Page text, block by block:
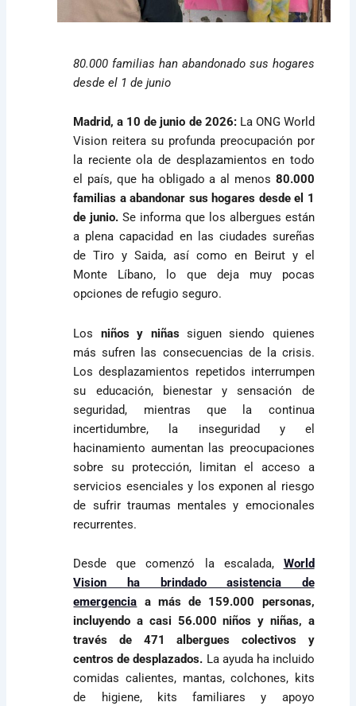
80.000 familias han abandonado sus hogares
desde el 1 de junio
Madrid, a 10 de junio de 2026:La ONG World
Vision reitera su profunda preocupación por
la reciente ola de desplazamientos en todo
el país, que ha obligado a al menos 80.000
familias a abandonar sus hogares desde el 1
de junio. Se informa que los albergues están
a plena capacidad en las ciudades sureñas
de Tiro y Saida, así como en Beirut y el
Monte Líbano, lo que deja muy pocas
opciones de refugio seguro.
Los niños y niñas siguen siendo quienes
más sufren las consecuencias de la crisis.
Los desplazamientos repetidos interrumpen
su educación, bienestar y sensación de
seguridad, mientras que la continua
incertidumbre, la inseguridad y el
hacinamiento aumentan las preocupaciones
sobre su protección, limitan el acceso a
servicios esenciales y los exponen al riesgo
de sufrir traumas mentales y emocionales
recurrentes.
Desde que comenzó la escalada, World
Vision ha brindado asistencia de
emergencia a más de 159.000 personas,
incluyendo a casi 56.000 niños y niñas, a
través de 471 albergues colectivos y
centros de desplazados. La ayuda ha incluido
comidas calientes, mantas, colchones, kits
de higiene, kits familiares y apoyo